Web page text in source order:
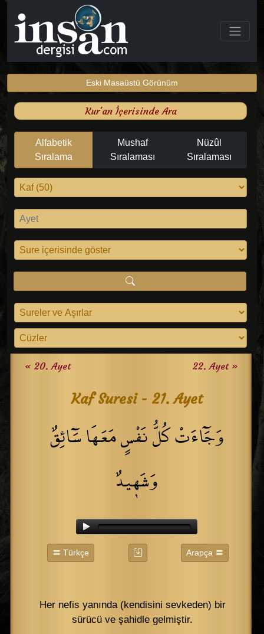
Eski Masaüstü Görünüm
Kur'an İçerisinde Ara
Alfabetik
Sıralama
Mushaf
Sıralaması
Nüzûl
Sıralaması
« 20. Ayet 22. Ayet »
Kaf Suresi - 21. Ayet
وَجَٓاءَتْ كُلُّ نَفْسٍ مَعَهَا سَٓائِقٌ
وَشَه۪يدٌ
Türkçe Arapça
Her nefis yanında (kendisini sevkeden) bir
sürücü ve şahidle gelmiştir.